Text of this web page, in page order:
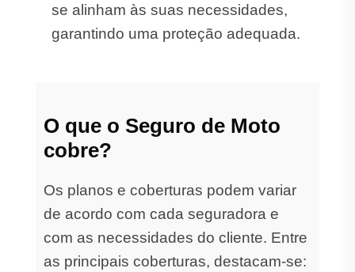
se alinham às suas necessidades,
garantindo uma proteção adequada.
O que o Seguro de Moto
cobre?
Os planos e coberturas podem variar
de acordo com cada seguradora e
com as necessidades do cliente. Entre
as principais coberturas, destacam-se: